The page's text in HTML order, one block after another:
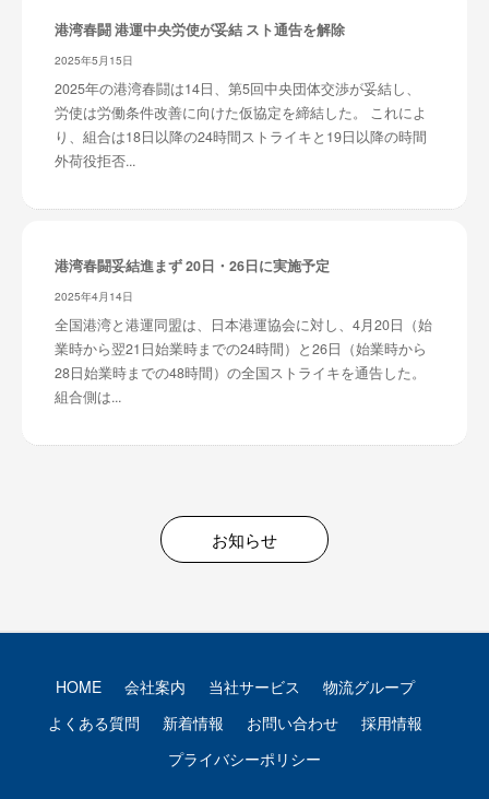
港湾春闘 港運中央労使が妥結 スト通告を解除
2025年5月15日
2025年の港湾春闘は14日、第5回中央団体交渉が妥結し、
労使は労働条件改善に向けた仮協定を締結した。 これによ
り、組合は18日以降の24時間ストライキと19日以降の時間
外荷役拒否...
港湾春闘妥結進まず 20日・26日に実施予定
2025年4月14日
全国港湾と港運同盟は、日本港運協会に対し、4月20日（始
業時から翌21日始業時までの24時間）と26日（始業時から
28日始業時までの48時間）の全国ストライキを通告した。
組合側は...
お知らせ
HOME 会社案内 当社サービス
物流グループ
よくある質問
新着情報 お問い合わせ
採用情報
プライバシーポリシー